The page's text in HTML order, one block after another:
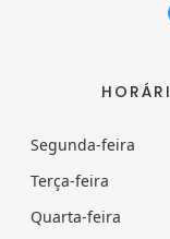
Segunda-feira
Terça-feira
Quarta-feira